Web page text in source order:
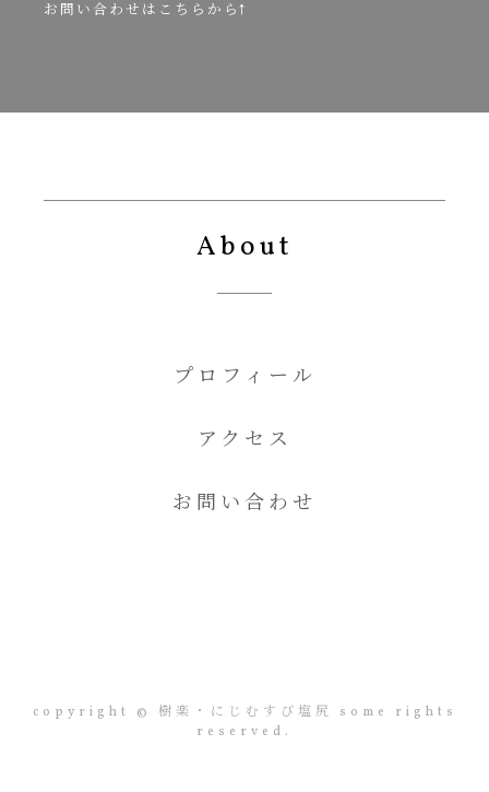
お問い合わせはこちらから↑
About
プロフィール
アクセス
お問い合わせ
copyright © 樹楽・にじむすび塩尻 some rights
reserved.